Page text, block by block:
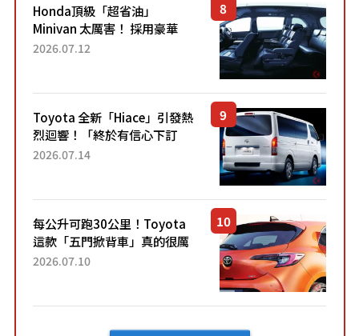
Honda頂級「超省油」
Minivan 太厲害！ 採用豪華
「真皮座椅」與專屬「黑色內
「三...
2026.07.12
Toyota 全新「Hiace」引發熱
烈迴響！「終於有信心下訂
了！」「哪個等級交車最
車？...
2026.07.14
每公升可跑30公里！Toyota
這款「五門掀背車」真的很厲
害！ 擁有全長4.3公尺的「剛剛
2026.07.10